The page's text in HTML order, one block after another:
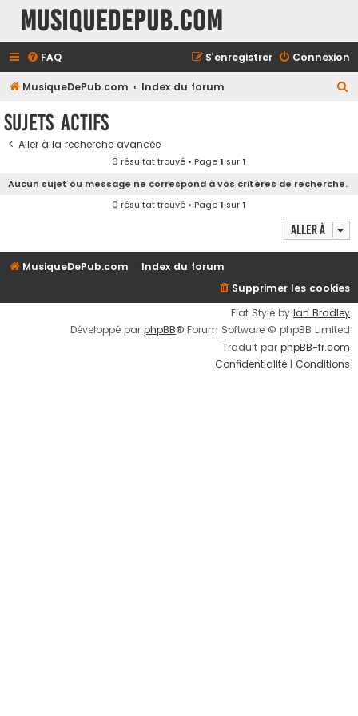
MusiqueDePub.com
FAQ Connexion
S’enregistrer
MusiqueDePub.com Index du forum
e
Sujets actifs
Aller à la recherche avancée
0 résultat trouvé • Page1 sur1
Aucun sujet ou message ne correspond à vos critères de recherche.
0 résultat trouvé • Page1 sur1
Aller à
MusiqueDePub.com
Index du forum
Supprimer les cookies
Flat Style by Ian Bradley
Développé par phpBB® Forum Software © phpBB Limited
Traduit par phpBB-fr.com
Confidentialité | Conditions